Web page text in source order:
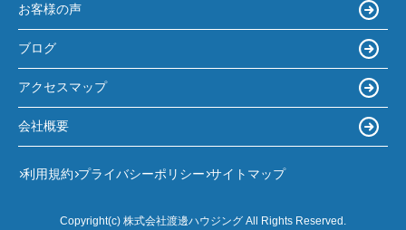
お客様の声
ブログ
アクセスマップ
会社概要
利用規約 プライバシーポリシー サイトマップ
Copyright(c) 株式会社渡邊ハウジング All Rights Reserved.